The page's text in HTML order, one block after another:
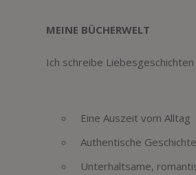
MEINE BÜCHERWELT
Ich schreibe
Eine Auszeit vom Alltag
Authentische
Unterhaltsame,